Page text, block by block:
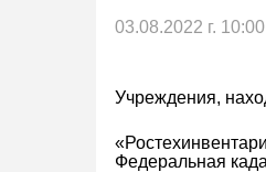
03.08.2022 г. 10:00
Учреждения,
Федеральная